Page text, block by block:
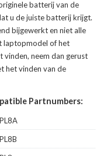
batterij van de
u de juiste batterij krijgt.
bijgewerkt en niet alle
laptopmodel of het
neem dan gerust
het vinden van de
Partnumbers: